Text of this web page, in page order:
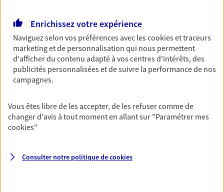
Retraite
Préparez sereinement ce nouveau chapitre de
votre vie avec les conseils d'un expert. Découvrez
notre solution PER (Plan Epargne Retraite)
spécialement conçue pour la retraite.
Découvrir l'offre Retraite
Pour un avenir serein, assurez-vous avec notre
contrat prévoyance. Préservez vos proches en cas
Enrichissez votre expérience
Naviguez selon vos préférences avec lescookies et traceurs
marketing et de personnalisation qui nous permettent
d'afficher du contenu adapté à vos centres d'intérêts, des
publicités personnalisées et de suivre la performance de nos
campagnes.
Vous êtes libre de les accepter, de les refuser comme de
changer d'avis à tout moment en allant sur "Paramétrer mes
cookies"
Consulter notre politique decookies